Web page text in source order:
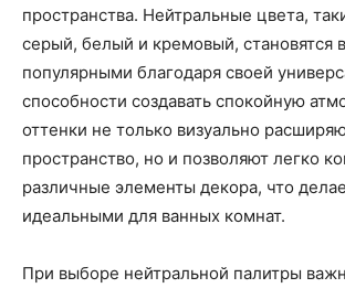
пространства. Нейтральные цвета,
серый, белый и кремовый, становятся
популярными благодаря своей
способности создавать спокойную
оттенки не только визуально
пространство, но и позволяют легко
различные элементы декора, что
идеальными для ванных комнат.
При выборе нейтральной палитры